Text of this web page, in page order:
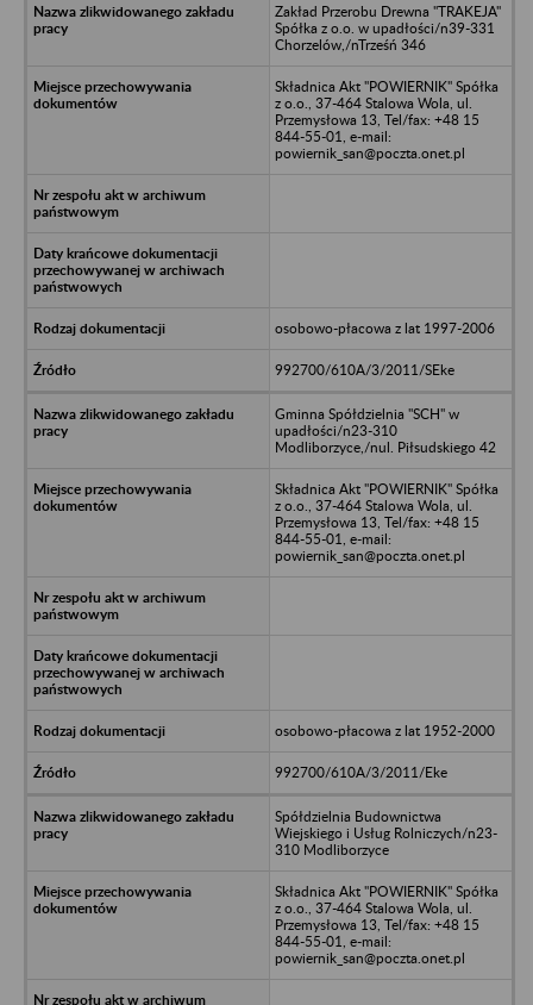
Zakład Przerobu Drewna "TRAKEJA"
Spółka z o.o. w upadłości/n39-331
Chorzelów,/nTrześń 346
Składnica Akt "POWIERNIK" Spółka
z o.o., 37-464 Stalowa Wola, ul.
Przemysłowa 13, Tel/fax: +48 15
844-55-01, e-mail:
powiernik_san@poczta.onet.pl
osobowo-płacowa z lat 1997-2006
992700/610A/3/2011/SEke
Gminna Spółdzielnia "SCH" w
upadłości/n23-310
Modliborzyce,/nul. Piłsudskiego 42
Składnica Akt "POWIERNIK" Spółka
z o.o., 37-464 Stalowa Wola, ul.
Przemysłowa 13, Tel/fax: +48 15
844-55-01, e-mail:
powiernik_san@poczta.onet.pl
osobowo-płacowa z lat 1952-2000
992700/610A/3/2011/Eke
Spółdzielnia Budownictwa
Wiejskiego i Usług Rolniczych/n23-
310 Modliborzyce
Składnica Akt "POWIERNIK" Spółka
z o.o., 37-464 Stalowa Wola, ul.
Przemysłowa 13, Tel/fax: +48 15
844-55-01, e-mail:
powiernik_san@poczta.onet.pl